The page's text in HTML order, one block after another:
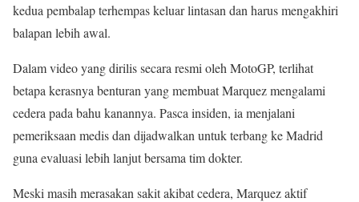
kedua pembalap terhempas keluar lintasan dan harus mengakhiri
balapan lebih awal.
Dalam video yang dirilis secara resmi oleh MotoGP, terlihat
betapa kerasnya benturan yang membuat Marquez mengalami
cedera pada bahu kanannya. Pasca insiden, ia menjalani
pemeriksaan medis dan dijadwalkan untuk terbang ke Madrid
guna evaluasi lebih lanjut bersama tim dokter.
Meski masih merasakan sakit akibat cedera, Marquez aktif